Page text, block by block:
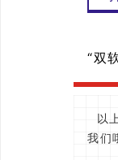
“双
以
我们